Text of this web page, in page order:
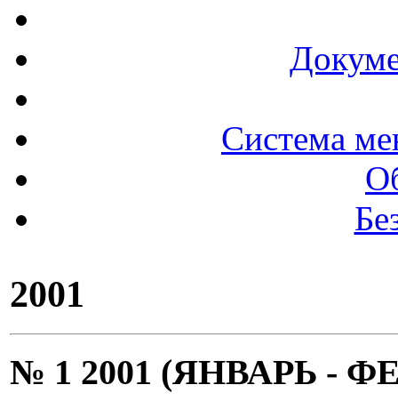
Система
2001
№ 1 2001 (ЯНВАРЬ -